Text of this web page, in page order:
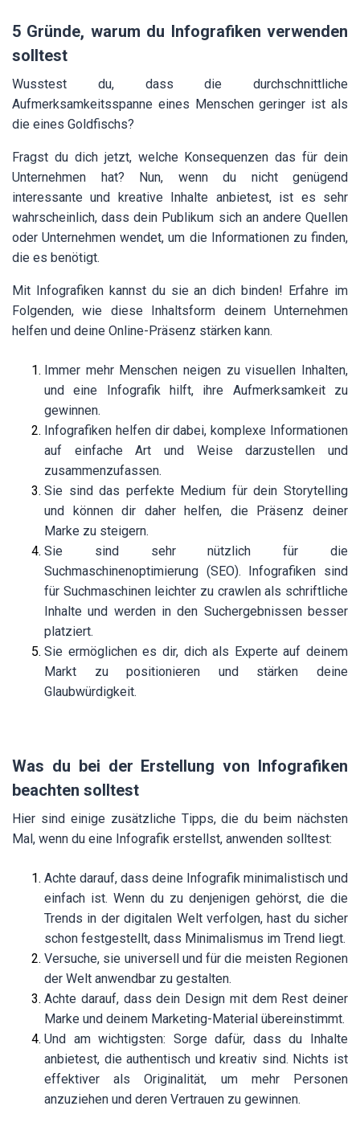
5 Gründe, warum du Infografiken verwenden
solltest
Wusstest du, dass die durchschnittliche
Aufmerksamkeitsspanne eines Menschen geringer ist als
die eines Goldfischs?
Fragst du dich jetzt, welche Konsequenzen das für dein
Unternehmen hat? Nun, wenn du nicht genügend
interessante und kreative Inhalte anbietest, ist es sehr
wahrscheinlich, dass dein Publikum sich an andere Quellen
oder Unternehmen wendet, um die Informationen zu finden,
die es benötigt.
Mit Infografiken kannst du sie an dich binden! Erfahre im
Folgenden, wie diese Inhaltsform deinem Unternehmen
helfen und deine Online-Präsenz stärken kann.
Immer mehr Menschen neigen zu visuellen Inhalten,
und eine Infografik hilft, ihre Aufmerksamkeit zu
gewinnen.
Infografiken helfen dir dabei, komplexe Informationen
auf einfache Art und Weise darzustellen und
zusammenzufassen.
Sie sind das perfekte Medium für dein Storytelling
und können dir daher helfen, die Präsenz deiner
Marke zu steigern.
Sie sind sehr nützlich für die
Suchmaschinenoptimierung (SEO). Infografiken sind
für Suchmaschinen leichter zu crawlen als schriftliche
Inhalte und werden in den Suchergebnissen besser
platziert.
Sie ermöglichen es dir, dich als Experte auf deinem
Markt zu positionieren und stärken deine
Glaubwürdigkeit.
Was du bei der Erstellung von Infografiken
beachten solltest
Hier sind einige zusätzliche Tipps, die du beim nächsten
Mal, wenn du eine Infografik erstellst, anwenden solltest:
Achte darauf, dass deine Infografik minimalistisch und
einfach ist. Wenn du zu denjenigen gehörst, die die
Trends in der digitalen Welt verfolgen, hast du sicher
schon festgestellt, dass Minimalismus im Trend liegt.
Versuche, sie universell und für die meisten Regionen
der Welt anwendbar zu gestalten.
Achte darauf, dass dein Design mit dem Rest deiner
Marke und deinem Marketing-Material übereinstimmt.
Und am wichtigsten: Sorge dafür, dass du Inhalte
anbietest, die authentisch und kreativ sind. Nichts ist
effektiver als Originalität, um mehr Personen
anzuziehen und deren Vertrauen zu gewinnen.